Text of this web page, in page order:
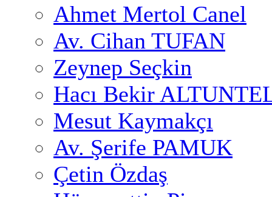
Ahmet Mertol Canel
Av. Cihan TUFAN
Zeynep Seçkin
Hacı Bekir
Mesut Kaymakçı
Av. Şerife PAMUK
Çetin Özdaş